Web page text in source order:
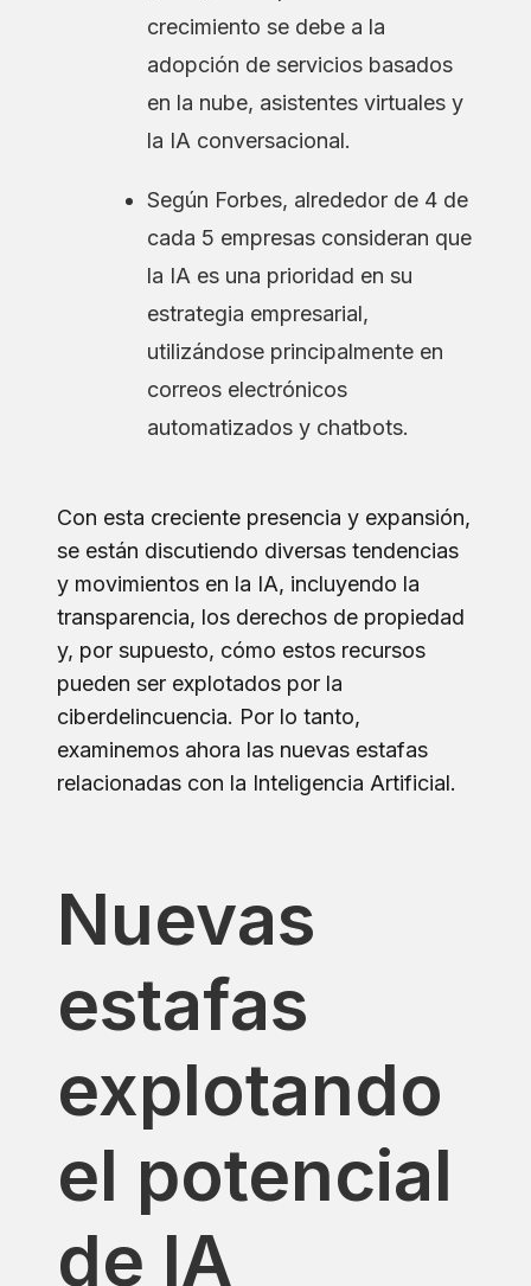
crecimiento se debe a la
adopción de servicios basados
en la nube, asistentes virtuales y
la IA conversacional.
Según Forbes, alrededor de 4 de
cada 5 empresas consideran que
la IA es una prioridad en su
estrategia empresarial,
utilizándose principalmente en
correos electrónicos
automatizados y chatbots.
Con esta creciente presencia y expansión,
se están discutiendo diversas tendencias
y movimientos en la IA, incluyendo la
transparencia, los derechos de propiedad
y, por supuesto, cómo estos recursos
pueden ser explotados por la
ciberdelincuencia. Por lo tanto,
examinemos ahora las nuevas estafas
relacionadas con la Inteligencia Artificial.
Nuevas
estafas
explotando
el potencial
de IA